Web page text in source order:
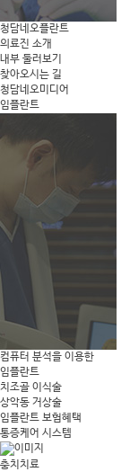
청담네오플란트
의료진 소개
내부 둘러보기
찾아오시는 길
청담네오미디어
임플란트
컴퓨터 분석을 이용한
임플란트
치조골 이식술
상악동 거상술
임플란트 보험혜택
통증케어 시스템
충치치료